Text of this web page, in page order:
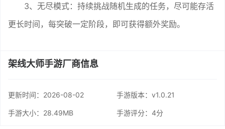
3、无尽模式：持续挑战随机生成的任务，尽可能存活
更长时间，每突破一定阶段，即可获得额外奖励。
架线大师手游厂商信息
更新时间： 2026-08-02 手游版本：v1.0.21
手游大小：28.49MB 手游评分： 4分